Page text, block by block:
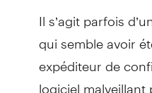
Il s’agit parfois
qui semble avoir
expéditeur de
logiciel